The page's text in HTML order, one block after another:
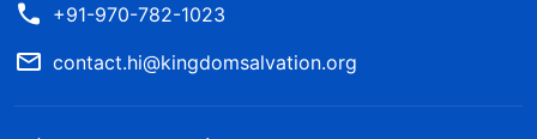
+91-970-782-1023
contact.hi@kingdomsalvation.org